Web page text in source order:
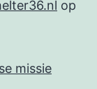
op
missie